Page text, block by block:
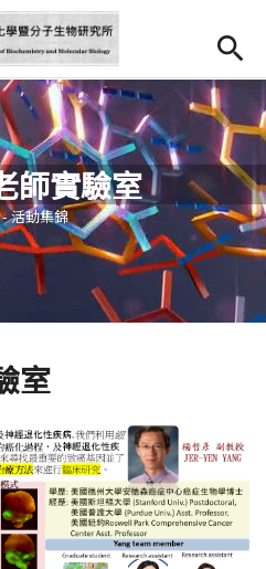
Open
區)
Navigation
content
師實驗室
這裡
-活動集錦
室